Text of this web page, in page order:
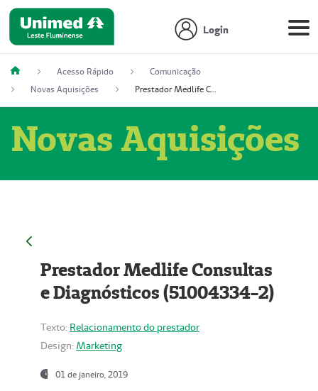
Login
Acesso Rápido
Comunicação
Novas Aquisições
Prestador Medlife Consultas e Diagnósticos (51004334-2)
Novas Aquisições
Prestador Medlife Consultas
e Diagnósticos (51004334-2)
Texto: Relacionamento do prestador
Design: Marketing
01 de janeiro, 2019